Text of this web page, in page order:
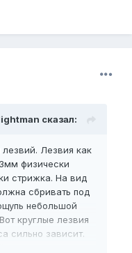
сказал:
лезвий. Лезвия как
физически
стрижка. На вид
сбривать под
небольшой
круглые лезвия
сильно зависит.